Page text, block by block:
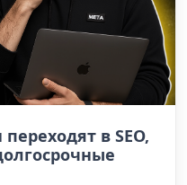
в SEO,